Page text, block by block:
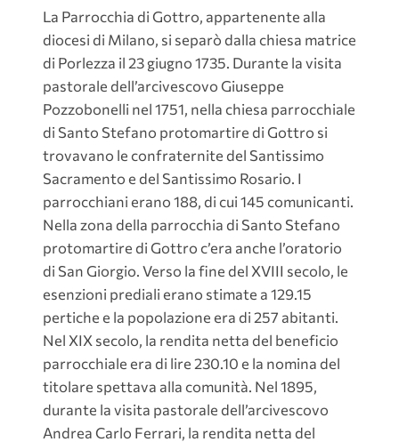
La Parrocchia di Gottro, appartenente alla
diocesi di Milano, si separò dalla chiesa matrice
di Porlezza il 23 giugno 1735. Durante la visita
pastorale dell’arcivescovo Giuseppe
Pozzobonelli nel 1751, nella chiesa parrocchiale
di Santo Stefano protomartire di Gottro si
trovavano le confraternite del Santissimo
Sacramento e del Santissimo Rosario. I
parrocchiani erano 188, di cui 145 comunicanti.
Nella zona della parrocchia di Santo Stefano
protomartire di Gottro c’era anche l’oratorio
di San Giorgio. Verso la fine del XVIII secolo, le
esenzioni prediali erano stimate a 129.15
pertiche e la popolazione era di 257 abitanti.
Nel XIX secolo, la rendita netta del beneficio
parrocchiale era di lire 230.10 e la nomina del
titolare spettava alla comunità. Nel 1895,
durante la visita pastorale dell’arcivescovo
Andrea Carlo Ferrari, la rendita netta del